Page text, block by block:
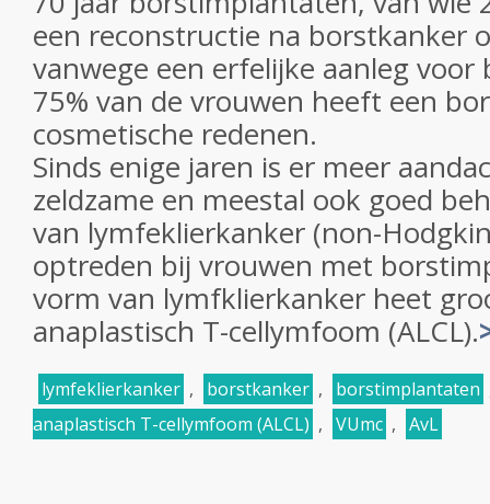
een reconstructie na borstkanker
vanwege een erfelijke aanleg voor
75% van de vrouwen heeft een
cosmetische redenen.
Sinds enige jaren is er meer
zeldzame en meestal ook goed
van lymfeklierkanker (non-
optreden bij vrouwen met
vorm van lymfklierkanker heet
anaplastisch T-cellymfoom (ALCL).
lymfeklierkanker , borstkanker , borstimplantaten
anaplastisch T-cellymfoom (ALCL) , VUmc , AvL